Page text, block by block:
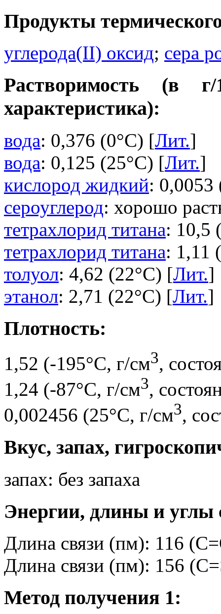
Продукты
углерода(II) оксид; сера
Растворимость (в
характеристика):
вода: 0,376 (0°C) [Лит.]
вода: 0,125 (25°C) [Лит.]
кислород жидкий: 0,0053
сероуглерод: хорошо
тетрахлорид титана: 10,5
тетрахлорид титана: 1,11
толуол: 4,62 (22°C) [Лит.]
этанол: 2,71 (22°C) [Лит.]
Плотность:
1,52 (-195°C, г/см3,
1,24 (-87°C, г/см3,
0,002456 (25°C, г/см3,
Вкус, запах,
запах: без запаха
Энергии, длины и углы
Длина связи (пм): 116
Длина связи (пм): 156
Метод получения 1: